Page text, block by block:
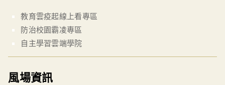
教育雲疫起線上看專區
防治校園霸凌專區
自主學習雲端學院
風場資訊